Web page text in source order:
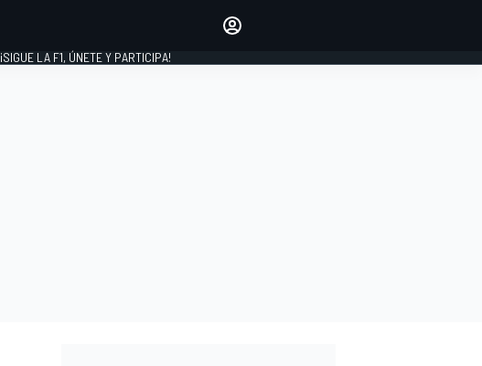
¡SIGUE LA F1, ÚNETE Y PARTICIPA!